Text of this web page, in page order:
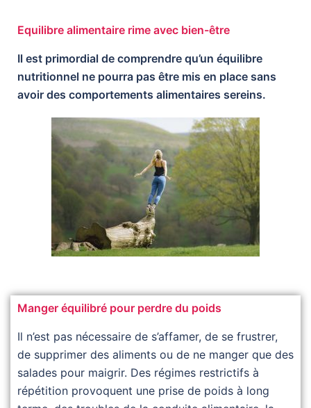
Equilibre alimentaire rime avec bien-être
Il est primordial de comprendre qu’un équilibre
nutritionnel ne pourra pas être mis en place sans
avoir des comportements alimentaires sereins.
Manger équilibré pour perdre du poids
Il n’est pas nécessaire de s’affamer, de se frustrer,
de supprimer des aliments ou de ne manger que des
salades pour maigrir. Des régimes restrictifs à
répétition provoquent une prise de poids à long